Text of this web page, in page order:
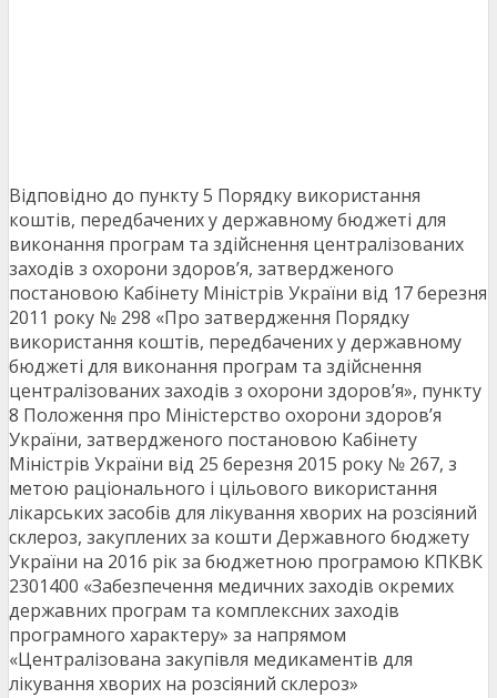
Відповідно до пункту 5 Порядку використання
коштів, передбачених у державному бюджеті для
виконання програм та здійснення централізованих
заходів з охорони здоров’я, затвердженого
постановою Кабінету Міністрів України від 17 березня
2011 року № 298 «Про затвердження Порядку
використання коштів, передбачених у державному
бюджеті для виконання програм та здійснення
централізованих заходів з охорони здоров’я», пункту
8 Положення про Міністерство охорони здоров’я
України, затвердженого постановою Кабінету
Міністрів України від 25 березня 2015 року № 267, з
метою раціонального і цільового використання
лікарських засобів для лікування хворих на розсіяний
склероз, закуплених за кошти Державного бюджету
України на 2016 рік за бюджетною програмою КПКВК
2301400 «Забезпечення медичних заходів окремих
державних програм та комплексних заходів
програмного характеру» за напрямом
«Централізована закупівля медикаментів для
лікування хворих на розсіяний склероз»